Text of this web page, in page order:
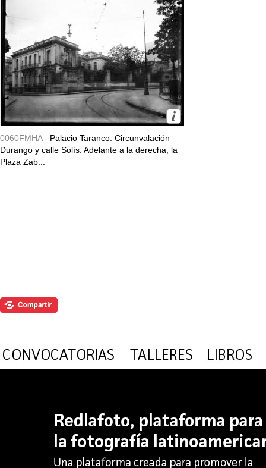
0060FMHA - Palacio Taranco. Circunvalación
Durango y calle Solís. Adelante a la derecha, la
Plaza Zab...